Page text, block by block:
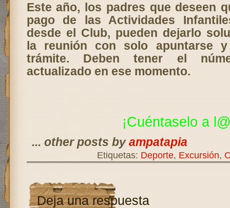
Este año, los padres que deseen
pago de las Actividades
desde el Club, pueden dejarlo
la reunión con solo apuntarse
trámite. Deben tener el
actualizado en ese momento.
¡Cuéntaselo a
... other posts byampatapia
Etiquetas: Deporte, Excursión,
Deja una respuesta